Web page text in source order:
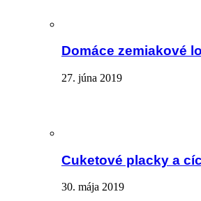
Domáce zemiakové
27. júna 2019
Cuketové placky a
30. mája 2019